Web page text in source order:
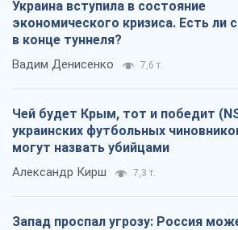
Украина вступила в состояние
экономического кризиса. Есть ли
в конце туннеля?
Вадим Денисенко 7,6 т.
Чей будет Крым, тот и победит
украинских футбольных
могут назвать убийцами
Александр Кирш 7,3 т.
Запад проспал угрозу: Россия